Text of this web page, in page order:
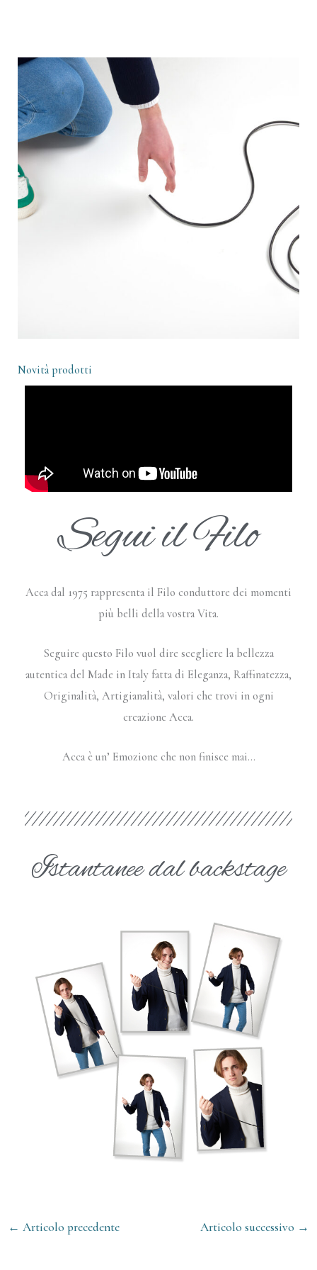
Novità prodotti
Segui il Filo
Acca dal 1975 rappresenta il Filo conduttore dei momenti
più belli della vostra Vita.
Seguire questo Filo vuol dire scegliere la bellezza
autentica del Made in Italy fatta di Eleganza, Raffinatezza,
Originalità, Artigianalità, valori che trovi in ogni
creazione Acca.
Acca è un’ Emozione che non finisce mai…
Istantanee dal backstage
← Articolo precedente Articolo successivo →